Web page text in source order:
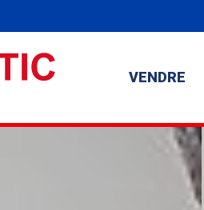
VENDRE